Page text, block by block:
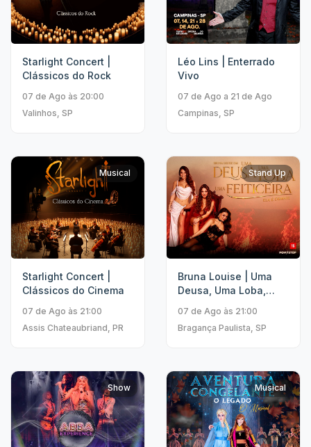
Starlight Concert |
Clássicos do Rock
07 de Ago às 20:00
Valinhos, SP
Léo Lins | Enterrado
Vivo
07 de Ago a 21 de Ago
Campinas, SP
Musical
Starlight Concert |
Clássicos do Cinema
07 de Ago às 21:00
Assis Chateaubriand, PR
Stand Up
Bruna Louise | Uma
Deusa, Uma Loba,
07 de Ago às 21:00
Bragança Paulista, SP
Show Musical